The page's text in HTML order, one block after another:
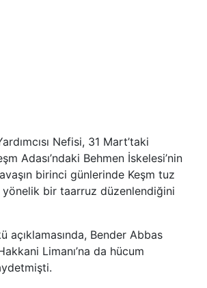
Nefisi, 31 Mart’taki
Adası’ndaki Behmen İskelesi’nin
birinci günlerinde Keşm tuz
yönelik bir taarruz düzenlendiğini
açıklamasında, Bender Abbas
Limanı’na da hücum